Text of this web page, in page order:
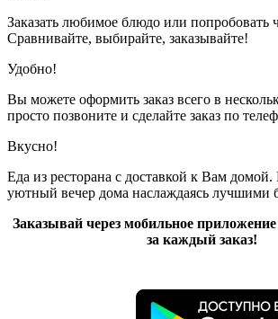
Заказать любимое блюдо или попробовать
Сравнивайте, выбирайте, заказывайте!
Удобно!
Вы можете оформить заказ всего в
просто позвоните и сделайте заказ по
Вкусно!
Еда из ресторана с доставкой к Вам
уютный вечер дома наслаждаясь лучшими
Заказывай через мобильное
за каждый заказ!